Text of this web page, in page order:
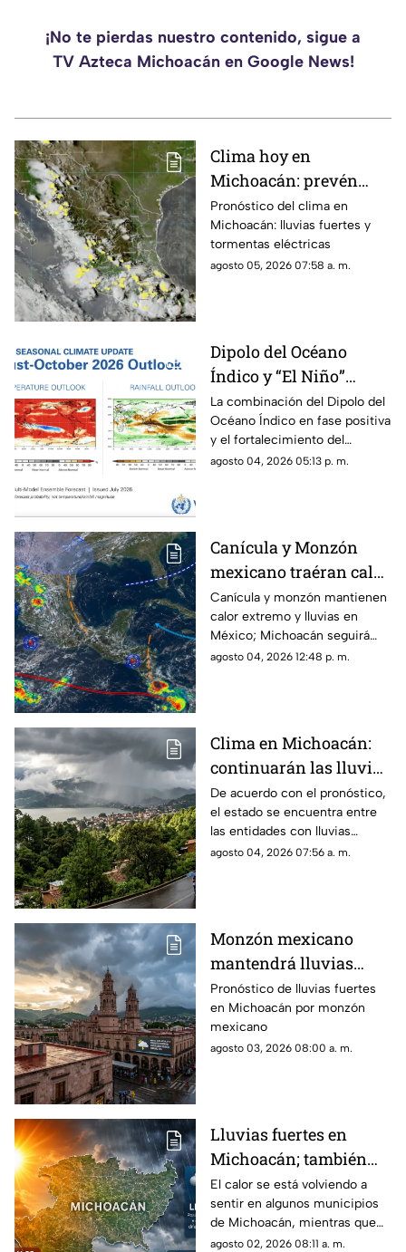
¡No te pierdas nuestro contenido, sigue a
TV Azteca Michoacán en Google News!
Clima hoy en
Michoacán: prevén
lluvias fuertes,
tormentas eléctricas y
ambiente caluroso
Pronóstico del clima en
Michoacán: lluvias fuertes y
tormentas eléctricas
agosto 05, 2026 07:58 a. m.
Dipolo del Océano
Índico y “El Niño”
podrían cambiar el
clima de 2026;
Michoacán se prepara
para lluvias irregulares
La combinación del Dipolo del
Océano Índico en fase positiva
y el fortalecimiento del
fenómeno de “El Niño” podría
elevadas en distintas regiones
del mundo, incluyendo
posibles efectos para
Michoacán.
agosto 04, 2026 05:13 p. m.
Canícula y Monzón
mexicano traéran calor
extremo y fuertes
lluvias a Michoacán
Canícula y monzón mantienen
calor extremo y lluvias en
México; Michoacán seguirá
con precipitaciones
agosto 04, 2026 12:48 p. m.
Clima en Michoacán:
continuarán las lluvias
fuertes este martes 4 de
agosto
De acuerdo con el pronóstico,
el estado se encuentra entre
las entidades con lluvias
puntuales muy fuertes, de 50
agosto 04, 2026 07:56 a. m.
Monzón mexicano
mantendrá lluvias
fuertes en Michoacán;
persiste ambiente
cálido
Pronóstico de lluvias fuertes
en Michoacán por monzón
mexicano
agosto 03, 2026 08:00 a. m.
Lluvias fuertes en
Michoacán; también
seguirá el calor este
domingo
El calor se está volviendo a
sentir en algunos municipios
de Michoacán, mientras que
en otros se van a registrar
agosto 02, 2026 08:11 a. m.